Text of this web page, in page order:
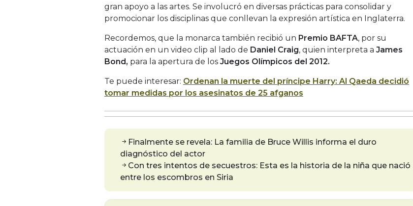
gran apoyo a las artes. Se involucró en diversas prácticas para consolidar y
promocionar los disciplinas que conllevan la expresión artística en Inglaterra.
Recordemos, que la monarca también recibió un Premio BAFTA, por su
actuación en un video clip al lado de Daniel Craig, quien interpreta a James
Bond, para la apertura de los Juegos Olímpicos del 2012.
Te puede interesar: Ordenan la muerte del príncipe Harry: Al Qaeda decidió
tomar medidas por los asesinatos de 25 afganos
Finalmente se revela: La familia de Bruce Willis informa el duro
diagnóstico del actor
Con tres intentos de secuestros: Esta es la historia de la niña que nació
entre los escombros en Siria